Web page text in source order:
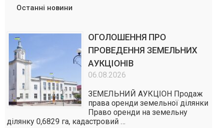
Останні новини
ОГОЛОШЕННЯ ПРО
ПРОВЕДЕННЯ ЗЕМЕЛЬНИХ
АУКЦІОНІВ
06.08.2026
ЗЕМЕЛЬНИЙ АУКЦІОН Продаж
права оренди земельної ділянки
Право оренди на земельну
ділянку 0,6829 га, кадастровий …